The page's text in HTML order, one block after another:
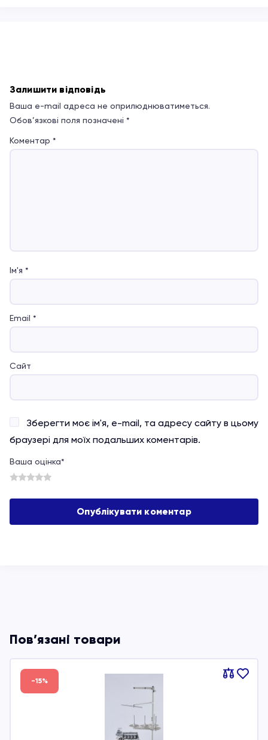
Залишити відповідь
Ваша e-mail адреса не оприлюднюватиметься.
Обов’язкові поля позначені *
Коментар *
Ім'я *
Email *
Сайт
Зберегти моє ім'я, e-mail, та адресу сайту в цьому
браузері для моїх подальших коментарів.
Ваша оцінка*
4
3
2
1
Пов’язані товари
Порівняти
В
-15%